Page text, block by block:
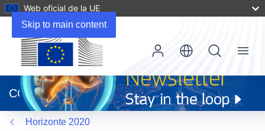
Skip to main content
Web oficial de la UE
abrirá
en
una
nueva
CORDIS
Menu
Horizonte 2020